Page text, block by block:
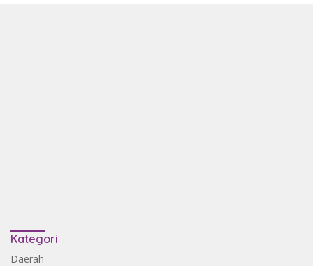
Kategori
Daerah